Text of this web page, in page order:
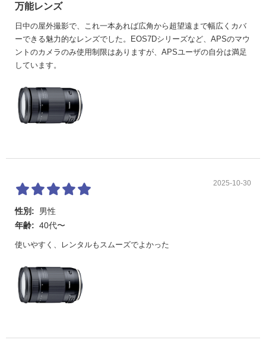
万能レンズ
日中の屋外撮影で、これ一本あれば広角から超望遠まで幅広くカバ
ーできる魅力的なレンズでした。EOS7Dシリーズなど、APSのマウ
ントのカメラのみ使用制限はありますが、APSユーザの自分は満足
しています。
2025-10-30
性別:
男性
年齢: 40代〜
使いやすく、レンタルもスムーズでよかった